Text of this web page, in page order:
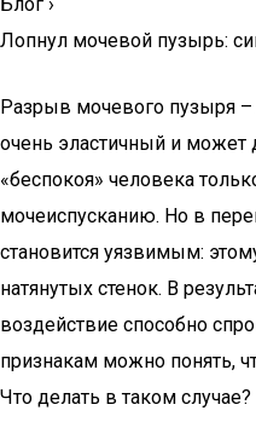
Лопнул мочевой пузырь:
Разрыв мочевого пузыря –
очень эластичный и может
«беспокоя» человека
мочеиспусканию. Но в
становится уязвимым:
натянутых стенок. В
воздействие способно
признакам можно понять,
Что делать в таком случае?